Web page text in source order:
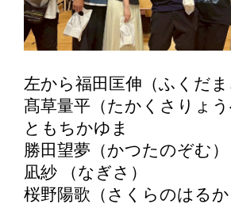
左から福田匡伸（ふくだま
髙草量平（たかくさりょう
ともちかゆま
勝田望夢（かつたのぞむ）
凪紗 （なぎさ）
桜野陽歌（さくらのはるか